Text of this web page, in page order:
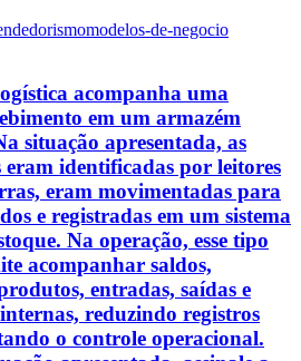
modelos-de-negocio
acompanha uma
em um armazém
situação apresentada, as
eram identificadas por leitores
eram movimentadas para
e registradas em um sistema
Na operação, esse tipo
acompanhar saldos,
entradas, saídas e
reduzindo registros
o controle operacional.